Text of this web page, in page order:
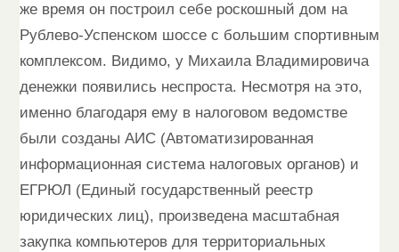
же время он построил себе роскошный дом на
Рублево-Успенском шоссе с большим спортивным
комплексом. Видимо, у Михаила Владимировича
денежки появились неспроста. Несмотря на это,
именно благодаря ему в налоговом ведомстве
были созданы АИС (Автоматизированная
информационная система налоговых органов) и
ЕГРЮЛ (Единый государственный реестр
юридических лиц), произведена масштабная
закупка компьютеров для территориальных